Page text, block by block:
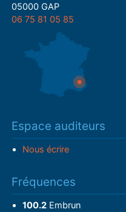
05000 GAP
06 75 81 05 85
Espace auditeurs
Nous écrire
Fréquences
100.2Embrun